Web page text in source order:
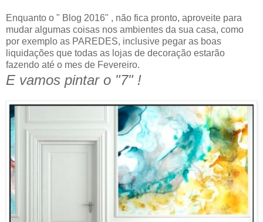
Enquanto o " Blog 2016" , não fica pronto, aproveite para
mudar algumas coisas nos ambientes da sua casa, como
por exemplo as PAREDES, inclusive pegar as boas
liquidações que todas as lojas de decoração estarão
fazendo até o mes de Fevereiro.
E vamos pintar o "7" !